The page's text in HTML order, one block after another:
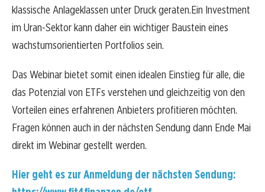
klassische Anlageklassen unter Druck geraten.Ein Investment
im Uran-Sektor kann daher ein wichtiger Baustein eines
wachstumsorientierten Portfolios sein.
Das Webinar bietet somit einen idealen Einstieg für alle, die
das Potenzial von ETFs verstehen und gleichzeitig von den
Vorteilen eines erfahrenen Anbieters profitieren möchten.
Fragen können auch in der nächsten Sendung dann Ende Mai
direkt im Webinar gestellt werden.
Hier geht es zur Anmeldung der nächsten Sendung: